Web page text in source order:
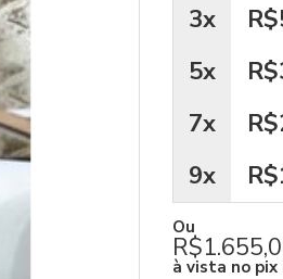
3x
5x
7x
9x
Ou
à vista no